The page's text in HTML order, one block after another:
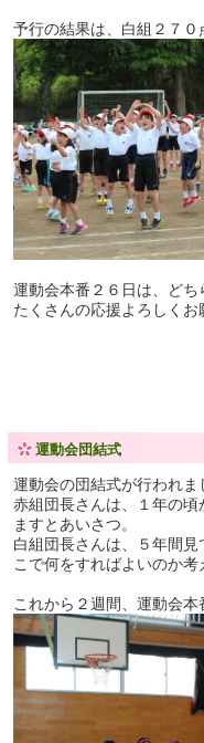
予行の結果は、白組２７
運動会本番２６日は、ど
たくさんの応援よろしくお
運動会団結式
運動会の団結式が行われま
赤組団長さんは、１年の
ますとあいさつ。
白組団長さんは、５年間
こで何をすればよいのか
これから２週間、運動会